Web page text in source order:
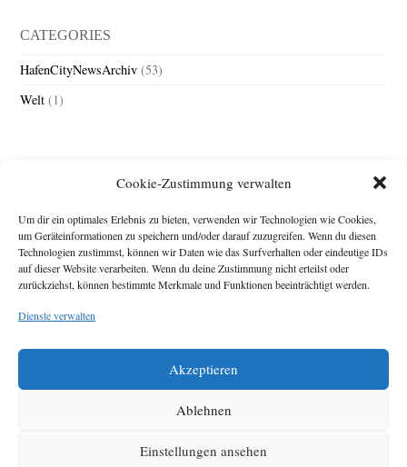
Cookie-Zustimmung verwalten
Um dir ein optimales Erlebnis zu bieten, verwenden wir Technologien wie Cookies,
um Geräteinformationen zu speichern und/oder darauf zuzugreifen. Wenn du diesen
Technologien zustimmst, können wir Daten wie das Surfverhalten oder eindeutige IDs
auf dieser Website verarbeiten. Wenn du deine Zustimmung nicht erteilst oder
zurückziehst, können bestimmte Merkmale und Funktionen beeinträchtigt werden.
Dienste verwalten
Akzeptieren
Ablehnen
Einstellungen ansehen
CATEGORIES
HafenCityNewsArchiv (53)
Welt (1)
Impressum
Michael Baden,
Diese Webseite stellt
zehn Jahre der